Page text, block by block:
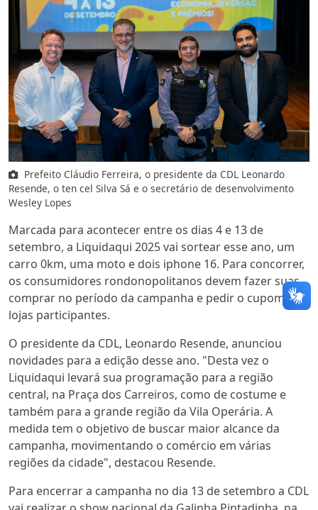
Prefeito Cláudio Ferreira, o presidente da CDL Leonardo
Resende, o ten cel Silva Sá e o secretário de desenvolvimento
Wesley Lopes
Marcada para acontecer entre os dias 4 e 13 de
setembro, a Liquidaqui 2025 vai sortear esse ano, um
carro 0km, uma moto e dois iphone 16. Para concorrer,
os consumidores rondonopolitanos devem fazer suas
comprar no período da campanha e pedir o cupom nas
lojas participantes.
O presidente da CDL, Leonardo Resende, anunciou
novidades para a edição desse ano. "Desta vez o
Liquidaqui levará sua programação para a região
central, na Praça dos Carreiros, como de costume e
também para a grande região da Vila Operária. A
medida tem o objetivo de buscar maior alcance da
campanha, movimentando o comércio em várias
regiões da cidade", destacou Resende.
Para encerrar a campanha no dia 13 de setembro a CDL